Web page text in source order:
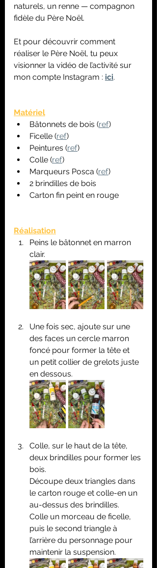
naturels, un renne — compagnon
fidèle du Père Noël.
Et pour découvrir comment
réaliser le Père Noël, tu peux
visionner la vidéo de l’activité sur
mon compte Instagram : ici.
Matériel
Bâtonnets de bois (ref)
Ficelle (ref)
Peintures (ref)
Colle (ref)
Marqueurs Posca (ref)
2 brindilles de bois
Carton fin peint en rouge
Réalisation
Peins le bâtonnet en marron
clair.
Une fois sec, ajoute sur une
des faces un cercle marron
foncé pour former la tête et
un petit collier de grelots juste
en dessous.
Colle, sur le haut de la tête,
deux brindilles pour former les
bois.
Découpe deux triangles dans
le carton rouge et colle-en un
au-dessus des brindilles.
Colle un morceau de ficelle,
puis le second triangle à
l’arrière du personnage pour
maintenir la suspension.